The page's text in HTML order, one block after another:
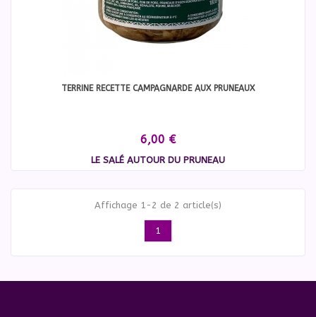
TERRINE RECETTE CAMPAGNARDE AUX PRUNEAUX
6,00 €
LE SALÉ AUTOUR DU PRUNEAU
Affichage 1-2 de 2 article(s)
1